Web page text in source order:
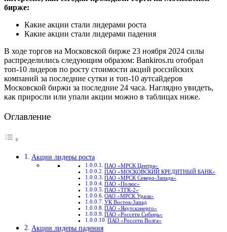
бирже:
Какие акции стали лидерами роста
Какие акции стали лидерами падения
В ходе торгов на Московской бирже 23 ноября 2024 силы
распределились следующим образом: Bankiros.ru отобрал
топ-10 лидеров по росту стоимости акций российских
компаний за последние сутки и топ-10 аутсайдеров
Московской биржи за последние 24 часа. Наглядно увидеть,
как приросли или упали акции можно в таблицах ниже.
Оглавление
Акции лидеры роста
ПАО «МРСК Центра»
ПАО «МОСКОВСКИЙ КРЕДИТНЫЙ БАНК»
ПАО «МРСК Северо-Запада»
ПАО «Полюс»
ПАО «ТГК-2»
ОАО «МРСК Урала»
УК Восток-Запад
ПАО «Якутскэнерго»
ПАО «Россети Сибирь»
ПАО «Россети Волга»
Акции лидеры падения